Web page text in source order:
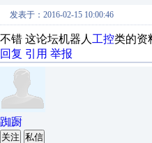
发表于：2016-02-15 10:00:46
不错 这论坛机器人 工控类的资
回复 引用 举报
踟蹰
关注 私信